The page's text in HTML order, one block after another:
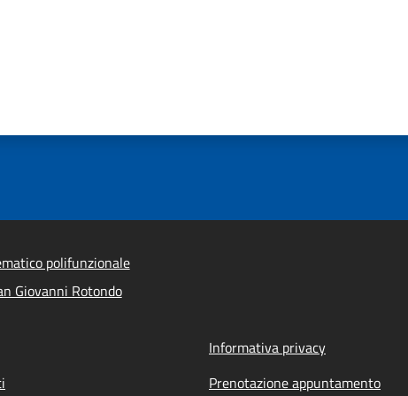
polifunzionale
Giovanni Rotondo
Informativa privacy
Prenotazione appuntamento